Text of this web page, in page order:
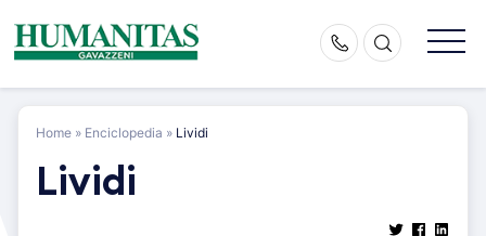
content
Home » Enciclopedia » Lividi
Lividi